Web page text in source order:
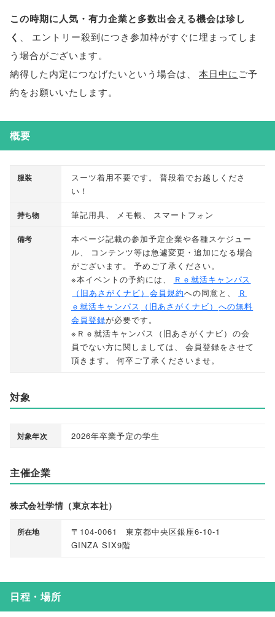
この時期に人気・有力企業と多数出会える機会は珍し
く
エントリー殺到につき参加枠がすぐに埋まってしま
う場合がございます。
納得した内定につなげたいという場合は
本日中に ご予
約をお願いいたします。
概要
服装 スーツ着用不要です。
普段着でお越しくださ
い！
持ち物 筆記用具、 メモ帳、 スマートフォン
備考
本ページ記載の参加予定企業や各種スケジュー
ル、
コンテンツ等は急遽変更・追加になる場合
がございます。 予めご了承ください。
※本イベントの予約には、
Ｒｅ就活キャンパス
（ 旧あさがくナビ） 会員規約への同意と 、
Ｒ
ｅ就活キャンパス （ 旧あさがくナビ） への無料
会員登録が必要です。
※Ｒｅ就活キャンパス （ 旧あさがくナビ） の会
員でない方に関しましては、
会員登録をさせて
頂きます。 何卒ご了承くださいませ。
対象
対象年次 2026年卒業予定の学生
主催企業
株式会社学情（東京本社）
所在地
〒104-0061 東京都中央区銀座6-10-1
GINZA SIX9階
日程・場所